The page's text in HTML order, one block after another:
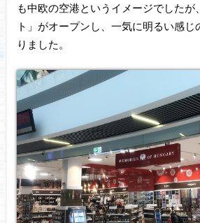
も中欧の空港というイメージでしたが
ト」がオープンし、一気に明るい感じ
りました。